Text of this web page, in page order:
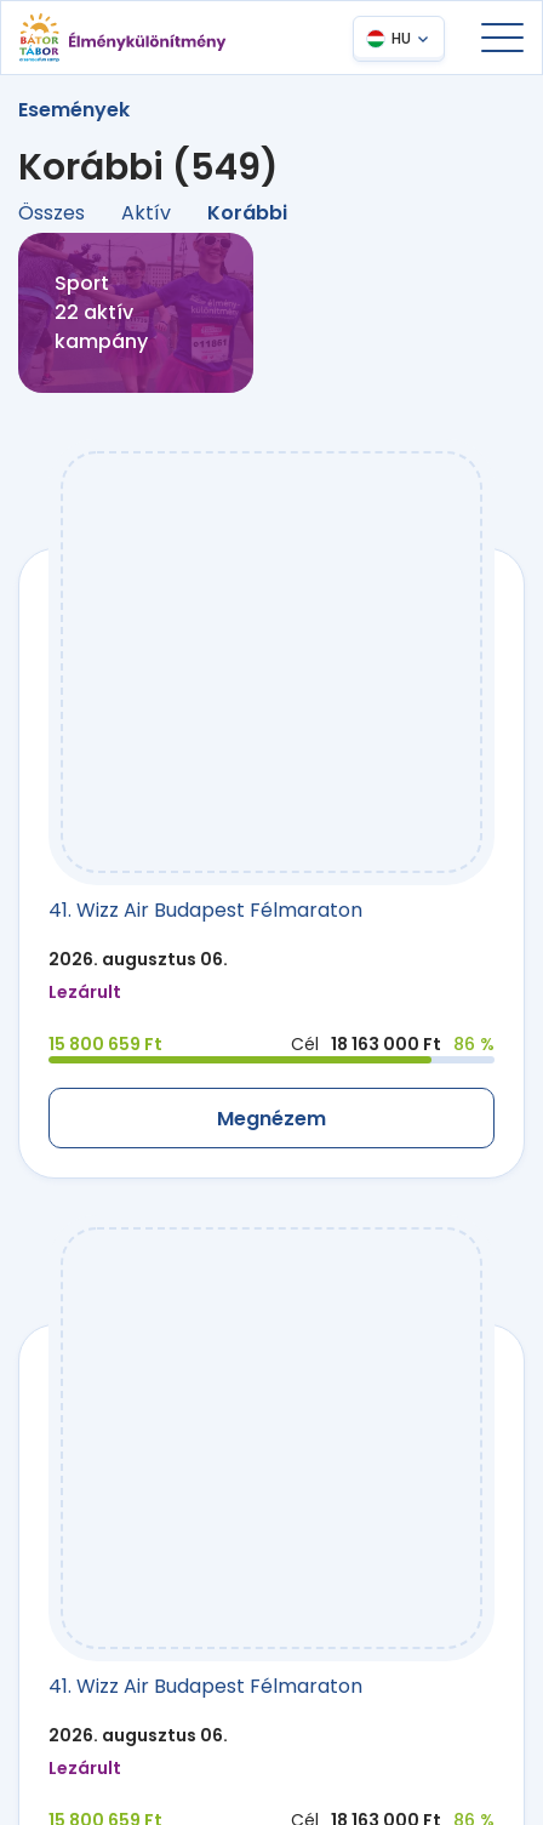
HU
Események
Korábbi (549)
Összes Aktív Korábbi
Sport
22 aktív
kampány
41. Wizz Air Budapest Félmaraton
2026. augusztus 06.
Lezárult
15 800 659 Ft Cél 18 163 000 Ft 86 %
Megnézem
41. Wizz Air Budapest Félmaraton
2026. augusztus 06.
Lezárult